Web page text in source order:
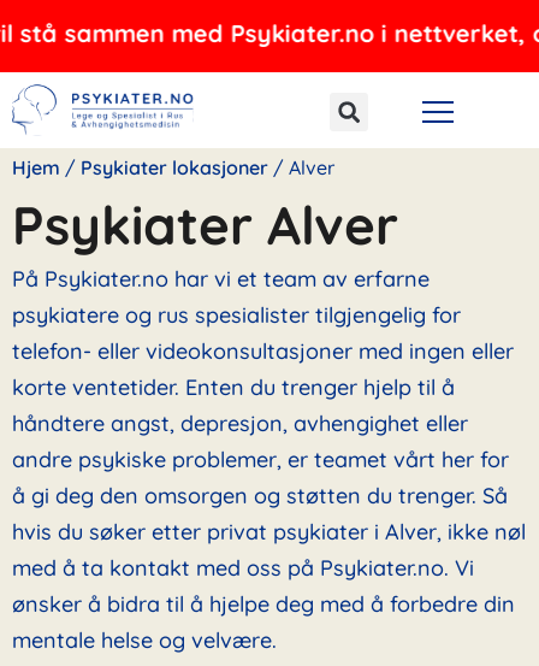
Hopp
til
innholdet
med Psykiater.no i nettverket, og
Hjem / Psykiater lokasjoner / Alver
Psykiater Alver
På Psykiater.no har vi et team av erfarne
psykiatere og rus spesialister tilgjengelig for
telefon- eller videokonsultasjoner med ingen eller
korte ventetider. Enten du trenger hjelp til å
håndtere angst, depresjon, avhengighet eller
andre psykiske problemer, er teamet vårt her for
å gi deg den omsorgen og støtten du trenger. Så
hvis du søker etter privat psykiater i Alver, ikke nøl
med å ta kontakt med oss på Psykiater.no. Vi
ønsker å bidra til å hjelpe deg med å forbedre din
mentale helse og velvære.